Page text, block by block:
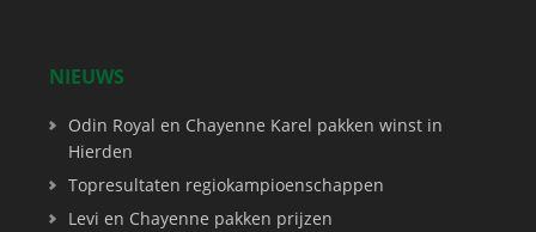
NIEUWS
Odin Royal en Chayenne Karel pakken winst in
Hierden
Topresultaten regiokampioenschappen
Levi en Chayenne pakken prijzen